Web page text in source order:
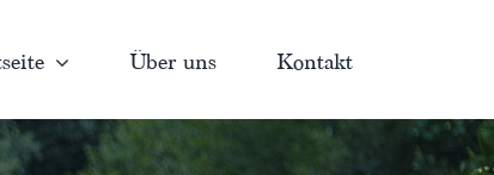
Über uns Kontakt